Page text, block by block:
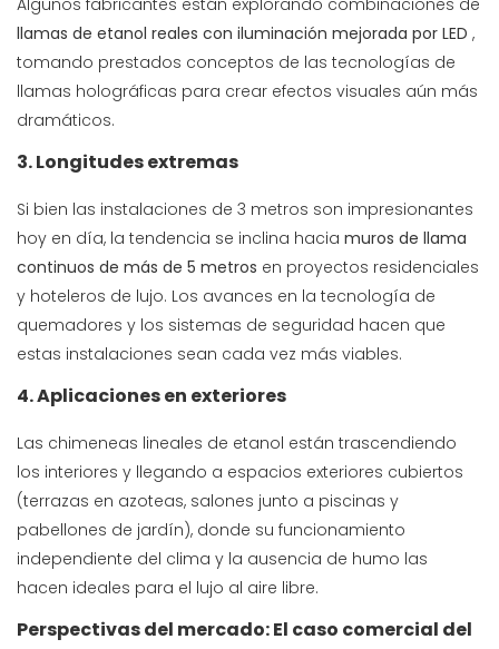
Algunos fabricantes están explorando combinaciones de
llamas de etanol reales con iluminación mejorada por LED ,
tomando prestados conceptos de las tecnologías de
llamas holográficas para crear efectos visuales aún más
dramáticos.
3. Longitudes extremas
Si bien las instalaciones de 3 metros son impresionantes
hoy en día, la tendencia se inclina hacia muros de llama
continuos de más de 5 metros en proyectos residenciales
y hoteleros de lujo. Los avances en la tecnología de
quemadores y los sistemas de seguridad hacen que
estas instalaciones sean cada vez más viables.
4. Aplicaciones en exteriores
Las chimeneas lineales de etanol están trascendiendo
los interiores y llegando a espacios exteriores cubiertos
(terrazas en azoteas, salones junto a piscinas y
pabellones de jardín), donde su funcionamiento
independiente del clima y la ausencia de humo las
hacen ideales para el lujo al aire libre.
Perspectivas del mercado: El caso comercial del